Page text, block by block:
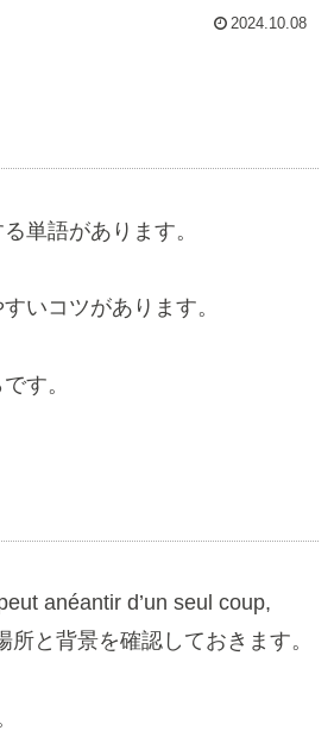
2024.10.08
単語があります。
いコツがあります。
す。
anéantir d’un seul coup,
所と背景を確認しておきます。